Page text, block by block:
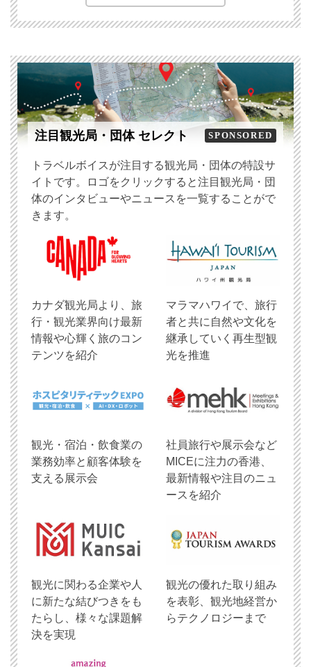
注目観光局・団体 セレクト SPONSORED
トラベルボイスが注目する観光局・団体の特設サ
イトです。ロゴをクリックすると注目観光局・団
体のインタビューやニュースを一覧することがで
きます。
​カナダ観光局より、旅
行・観光業界向け最新
情報や心輝く旅のコン
テンツを紹介
マラマハワイで、旅行
者と共に自然や文化を
継承していく再生型観
光を推進
観光・宿泊・飲食業の
業務効率と顧客体験を
支える展示会
社員旅行や展示会など
MICEに注力の香港、
最新情報や注目のニュ
ースを紹介
観光に関わる企業や人
に新たな結びつきをも
たらし、様々な課題解
決を実現
観光の優れた取り組み
を表彰、観光地経営か
らテクノロジーまで